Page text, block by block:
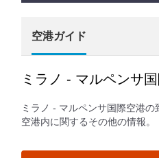
空港ガイド
ミラノ - マルペンサ
ミラノ - マルペンサ国際空港
空港内に関するその他の情報。